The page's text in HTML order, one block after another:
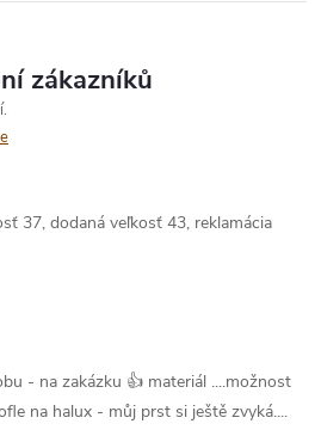
zákazníků
37, dodaná veľkosť 43, reklamácia
- na zakázku 👍 materiál ....možnost
na halux - můj prst si ještě zvyká....